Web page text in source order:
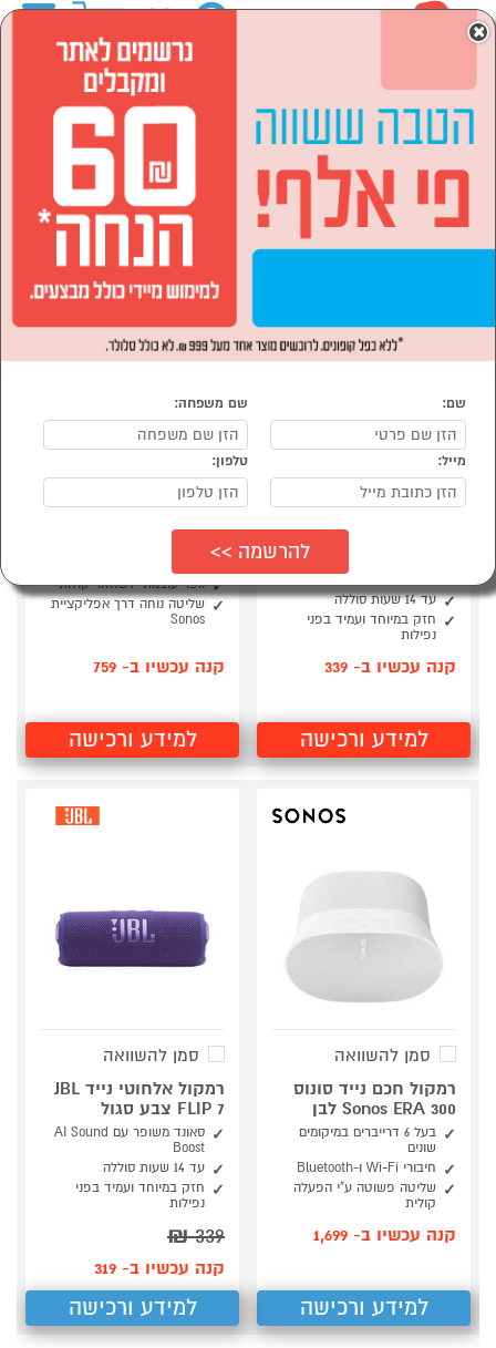
רמקולים ניידים
רמקולים אלחוטיים
רמקולים אלחוטיים
נמצאו 36 רמקולים אלחוטיים
מיון: הפופולרים ביותר
סמן להשוואה
עד 14 שעות סוללה
חזק במיוחד ועמיד בפני
נפילות
קנה עכשיו ב- 339
למידע ורכישה
סמן להשוואה
וופר עוצמתי לשחזור קולות
שליטה נוחה דרך אפליקציית
Sonos
קנה עכשיו ב- 759
למידע ורכישה
סמן להשוואה
רמקול חכם נייד סונוס
Sonos ERA 300 לבן
בעל 6 דרייברים במיקומים
שונים
חיבורי Wi-Fi ו-Bluetooth
שליטה פשוטה ע"י הפעלה
קולית
קנה עכשיו ב- 1,699
למידע ורכישה
סמן להשוואה
רמקול אלחוטי נייד JBL
FLIP 7 צבע סגול
סאונד משופר עם AI Sound
Boost
עד 14 שעות סוללה
חזק במיוחד ועמיד בפני
נפילות
339
₪
קנה עכשיו ב- 319
למידע ורכישה
×
שם: שם משפחה:
מייל: טלפון: